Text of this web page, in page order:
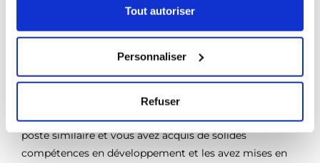
Tout autoriser
Personnaliser
Refuser
Notre communauté
Contactez nous
Vous avez une expérience minimum de 2anssur un
poste similaire et vous avez acquis de solides
compétences en développement et les avez mises en